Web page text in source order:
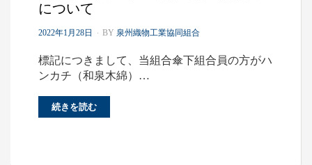
について
P
S
T
E
N
2022年1月28日 BY 泉州織物工業協同組合
標記につきまして、当組合傘下組合員の方がハ
ンカチ（和泉木綿）…
続きを読む